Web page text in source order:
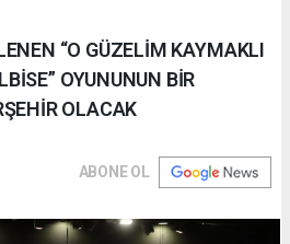
“O GÜZELİM KAYMAKLI
OYUNUNUN BİR
OLACAK
ABONE OL